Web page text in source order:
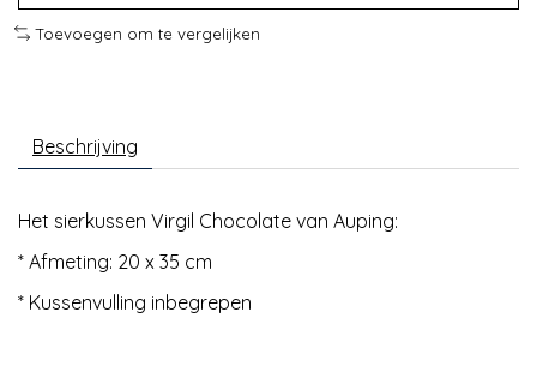
Toevoegen om te vergelijken
Beschrijving
Het sierkussen Virgil Chocolate van Auping:
* Afmeting: 20 x 35 cm
* Kussenvulling inbegrepen